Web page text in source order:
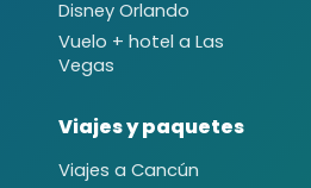
Disney Orlando
Vuelo + hotel a Las
Vegas
Viajes y paquetes
Viajes a Cancún